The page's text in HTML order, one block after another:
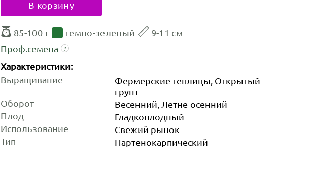
В корзину
85-100 г темно-зеленый
9-11 см
Проф.семена
?
Характеристики:
Выращивание
Фермерские теплицы, Открытый
грунт
Оборот
Весенний, Летне-осенний
Плод
Гладкоплодный
Использование
Свежий рынок
Тип
Партенокарпический